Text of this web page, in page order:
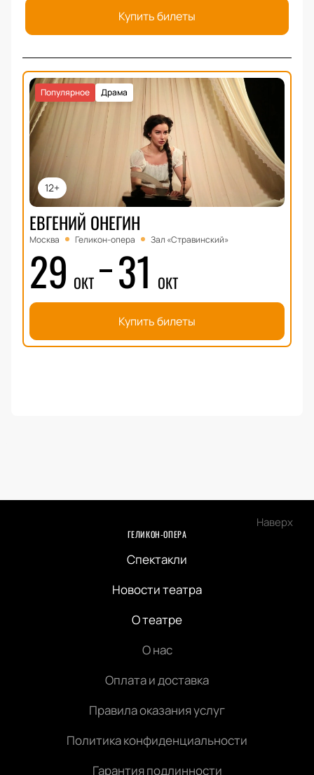
Купить билеты
12+
Драма
Популярное
ЕВГЕНИЙ ОНЕГИН
Москва Геликон-опера Зал «Стравинский»
29 ОКТ 31 ОКТ
Купить билеты
Наверх
ГЕЛИКОН-ОПЕРА
Спектакли
Новости театра
О театре
О нас
Оплата и доставка
Правила оказания услуг
Политика конфиденциальности
Гарантия подлинности